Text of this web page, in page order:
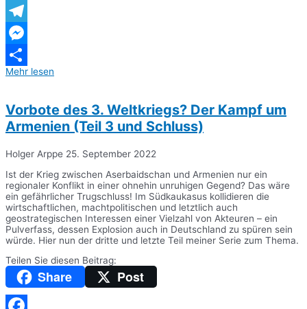
WhatsApp
Telegram
Messenger
Teilen
Mehr lesen
Vorbote des 3. Weltkriegs? Der Kampf um
Armenien (Teil 3 und Schluss)
Holger Arppe 25. September 2022
Ist der Krieg zwischen Aserbaidschan und Armenien nur ein
regionaler Konflikt in einer ohnehin unruhigen Gegend? Das wäre
ein gefährlicher Trugschluss! Im Südkaukasus kollidieren die
wirtschaftlichen, machtpolitischen und letztlich auch
geostrategischen Interessen einer Vielzahl von Akteuren – ein
Pulverfass, dessen Explosion auch in Deutschland zu spüren sein
würde. Hier nun der dritte und letzte Teil meiner Serie zum Thema.
Teilen Sie diesen Beitrag:
Share Post